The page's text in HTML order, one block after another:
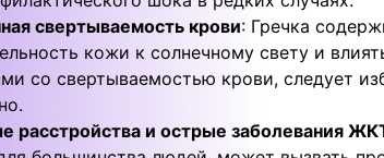
свертываемость крови: Гречка
кожи к солнечному свету и
со свертываемостью крови, следует
расстройства и острые заболевания